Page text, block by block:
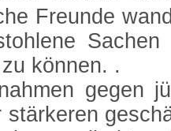
Freunde
können. .
gegen
stärkeren